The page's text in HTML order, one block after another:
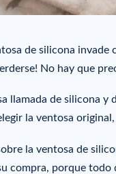
de silicona invade
No hay que
llamada de silicona y
la ventosa original,
la ventosa de
compra, porque todo